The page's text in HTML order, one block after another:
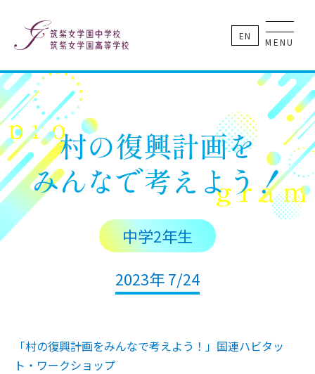
EN
MENU
村の復興計画を
みんなで考えよう！
中学2年生
2023年 7/24
「村の復興計画をみんなで考えよう！」国連ハビタッ
ト・ワークショップ